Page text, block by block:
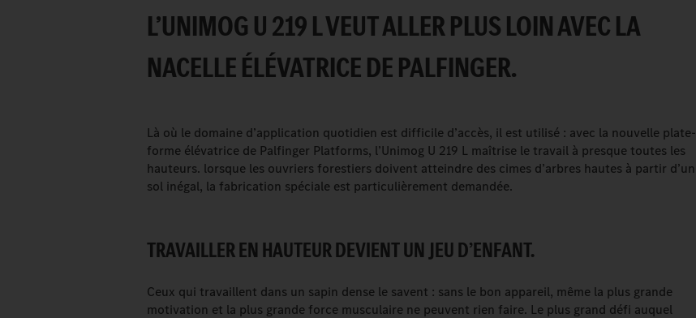
L’UNIMOG U 219 L VEUT ALLER PLUS LOIN AVEC LA
NACELLE ÉLÉVATRICE DE PALFINGER.
Là où le domaine d’application quotidien est difficile d’accès, il est utilisé : avec la nouvelle plate-
forme élévatrice de Palfinger Platforms, l’Unimog U 219 L maîtrise le travail à presque toutes les
hauteurs. lorsque les ouvriers forestiers doivent atteindre des cimes d’arbres hautes à partir d’un
sol inégal, la fabrication spéciale est particulièrement demandée.
TRAVAILLER EN HAUTEUR DEVIENT UN JEU D’ENFANT.
Ceux qui travaillent dans un sapin dense le savent : sans le bon appareil, même la plus grande
motivation et la plus grande force musculaire ne peuvent rien faire. Le plus grand défi auquel